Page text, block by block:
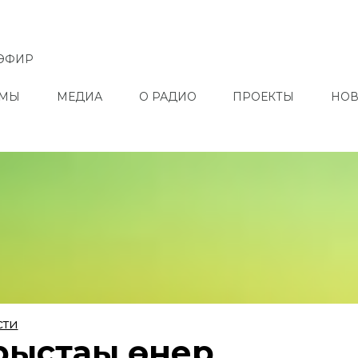
МЕДИА О РАДИО ПРОЕКТЫ